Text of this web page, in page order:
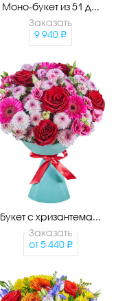
Моно-букет из 51 д...
Заказать
9 940
Букет с хризантема...
Заказать
от 5 440